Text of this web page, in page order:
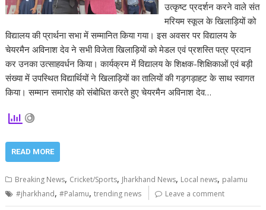
उत्कृष्ट प्रदर्शन करने वाले संत
मरियम स्कूल के खिलाड़ियों को
विद्यालय की प्रार्थना सभा में सम्मानित किया गया। इस अवसर पर विद्यालय के
चेयरमैन अविनाश देव ने सभी विजेता खिलाड़ियों को मेडल एवं प्रशस्ति पत्र प्रदान
कर उनका उत्साहवर्धन किया। कार्यक्रम में विद्यालय के शिक्षक-शिक्षिकाओं एवं बड़ी
संख्या में उपस्थित विद्यार्थियों ने खिलाड़ियों का तालियों की गड़गड़ाहट के साथ स्वागत
किया। सम्मान समारोह को संबोधित करते हुए चेयरमैन अविनाश देव…
READ MORE
Breaking News, Cricket/Sports, Jharkhand News, Local news, palamu
#jharkhand,#Palamu,trending news Leave a comment